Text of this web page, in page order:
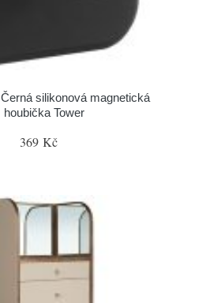
silikonová magnetická
houbička Tower
369 Kč